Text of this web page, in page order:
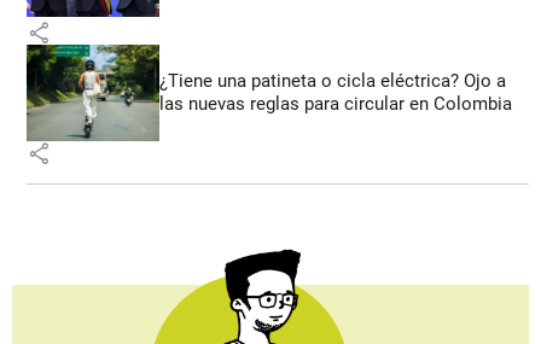
share
¿Tiene una patineta o cicla eléctrica? Ojo a
las nuevas reglas para circular en Colombia
share